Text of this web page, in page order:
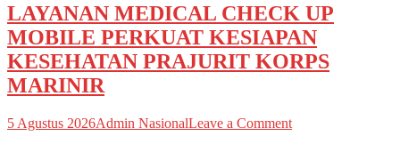
LAYANAN MEDICAL CHECK UP
MOBILE PERKUAT KESIAPAN
KESEHATAN PRAJURIT KORPS
MARINIR
5 Agustus 2026Admin NasionalLeave a Commenton